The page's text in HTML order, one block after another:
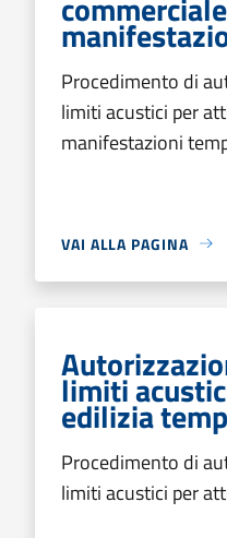
Procedimento di
limiti acustici per
manifestazioni
VAI ALLA PAGINA
limiti
edilizia
Procedimento di
limiti acustici per